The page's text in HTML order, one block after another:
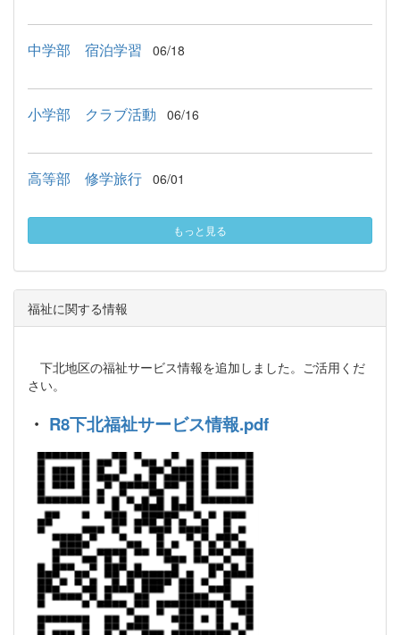
中学部 宿泊学習 06/18
小学部 クラブ活動 06/16
高等部 修学旅行 06/01
もっと見る
福祉に関する情報
下北地区の福祉サービス情報を追加しました。ご活用くだ
さい。
・ R8下北福祉サービス情報.pdf